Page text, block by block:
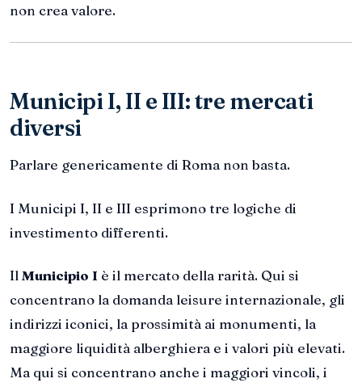
non crea valore.
Municipi I, II e III: tre mercati
diversi
Parlare genericamente di Roma non basta.
I Municipi I, II e III esprimono tre logiche di
investimento differenti.
IlMunicipio I è il mercato della rarità. Qui si
concentrano la domanda leisure internazionale, gli
indirizzi iconici, la prossimità ai monumenti, la
maggiore liquidità alberghiera e i valori più elevati.
Ma qui si concentrano anche i maggiori vincoli, i